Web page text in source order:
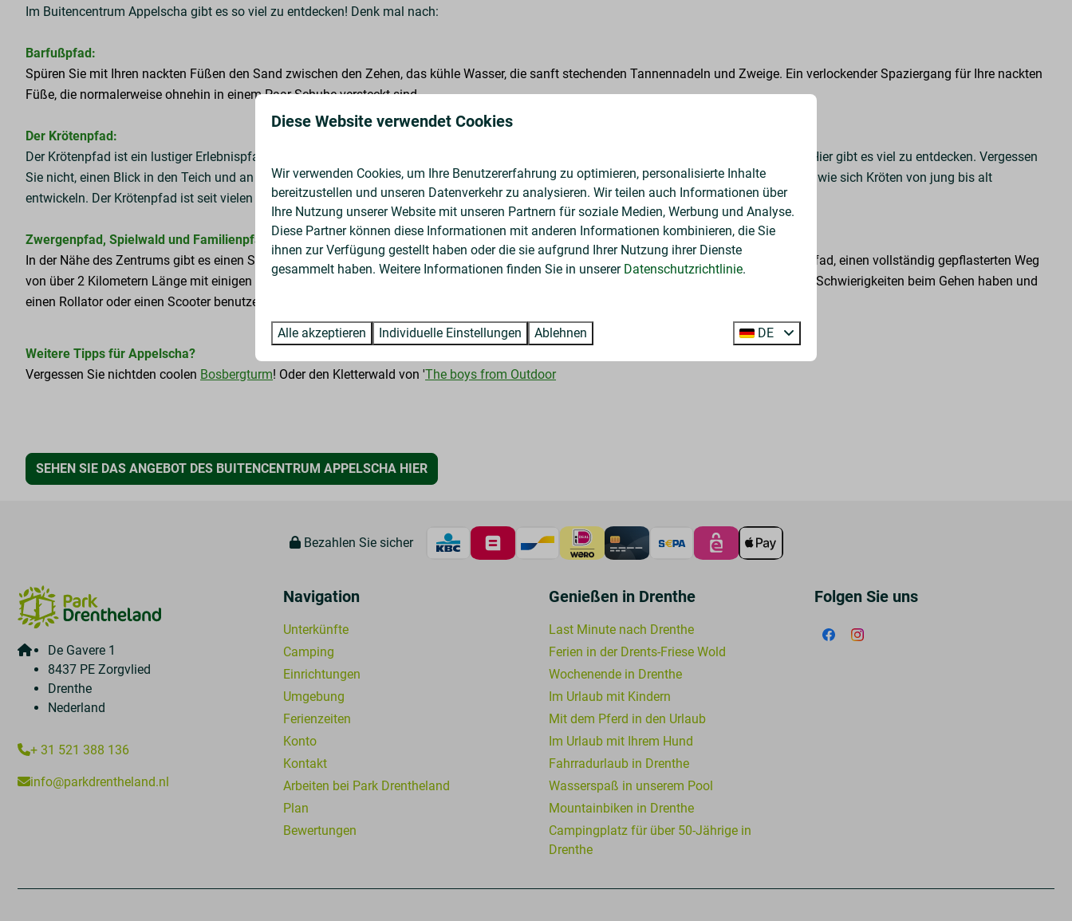
Im Buitencentrum Appelscha gibt es so viel zu entdecken! Denk mal nach:
Barfußpfad:
Spüren Sie mit Ihren nackten Füßen den Sand zwischen den Zehen, das kühle Wasser, die sanft stechenden Tannennadeln und Zweige. Ein verlockender Spaziergang für Ihre nackten
Füße, die normalerweise ohnehin in einem Paar Schuhe versteckt sind.
Der Krötenpfad:
Der Krötenpfad ist ein lustiger Erlebnispfad, auf dem Sie auf spannenden Kriech- und Schleichwegen quer durch den Wald wandern können. Hier gibt es viel zu entdecken. Vergessen
Sie nicht, einen Blick in den Teich und an den Ufern entlang zu werfen. Anhand der hölzernen Krötenfiguren können Sie spielerisch entdecken, wie sich Kröten von jung bis alt
entwickeln. Der Krötenpfad ist seit vielen Jahren ein beliebter Weg für Kinder zwischen 7 und 12 Jahren.
Zwergenpfad, Spielwald und Familienpfad:
In der Nähe des Zentrums gibt es einen Spielwald, einen Zwergenpfad und einen Tierfreundepfad für Kinder. Außerdem gibt es den Familienpfad, einen vollständig gepflasterten Weg
von über 2 Kilometern Länge mit einigen speziellen Einrichtungen für Blinde und Sehbehinderte. Der Weg ist auch für Menschen geeignet, die Schwierigkeiten beim Gehen haben und
einen Rollator oder einen Scooter benutzen müssen.
Weitere Tipps für Appelscha?
Vergessen Sie nichtden coolen Bosbergturm! Oder den Kletterwald von 'The boys from Outdoor
SEHEN SIE DAS ANGEBOT DES BUITENCENTRUM APPELSCHA HIER
Bezahlen Sie sicher
De Gavere 1
8437 PE Zorgvlied
Drenthe
Nederland
+ 31 521 388 136
info@parkdrentheland.nl
Navigation
Unterkünfte
Camping
Einrichtungen
Umgebung
Ferienzeiten
Konto
Kontakt
Arbeiten bei Park Drentheland
Plan
Bewertungen
Genießen in Drenthe
Last Minute nach Drenthe
Ferien in der Drents-Friese Wold
Wochenende in Drenthe
Im Urlaub mit Kindern
Mit dem Pferd in den Urlaub
Im Urlaub mit Ihrem Hund
Fahrradurlaub in Drenthe
Wasserspaß in unserem Pool
Mountainbiken in Drenthe
Campingplatz für über 50-Jährige in
Drenthe
Folgen Sie uns
Diese Website verwendet Cookies
Wir verwenden Cookies, um Ihre Benutzererfahrung zu optimieren, personalisierte Inhalte
bereitzustellen und unseren Datenverkehr zu analysieren. Wir teilen auch Informationen über
Ihre Nutzung unserer Website mit unseren Partnern für soziale Medien, Werbung und Analyse.
Diese Partner können diese Informationen mit anderen Informationen kombinieren, die Sie
ihnen zur Verfügung gestellt haben oder die sie aufgrund Ihrer Nutzung ihrer Dienste
gesammelt haben. Weitere Informationen finden Sie in unserer Datenschutzrichtlinie.
Alle akzeptieren Individuelle Einstellungen Ablehnen DE